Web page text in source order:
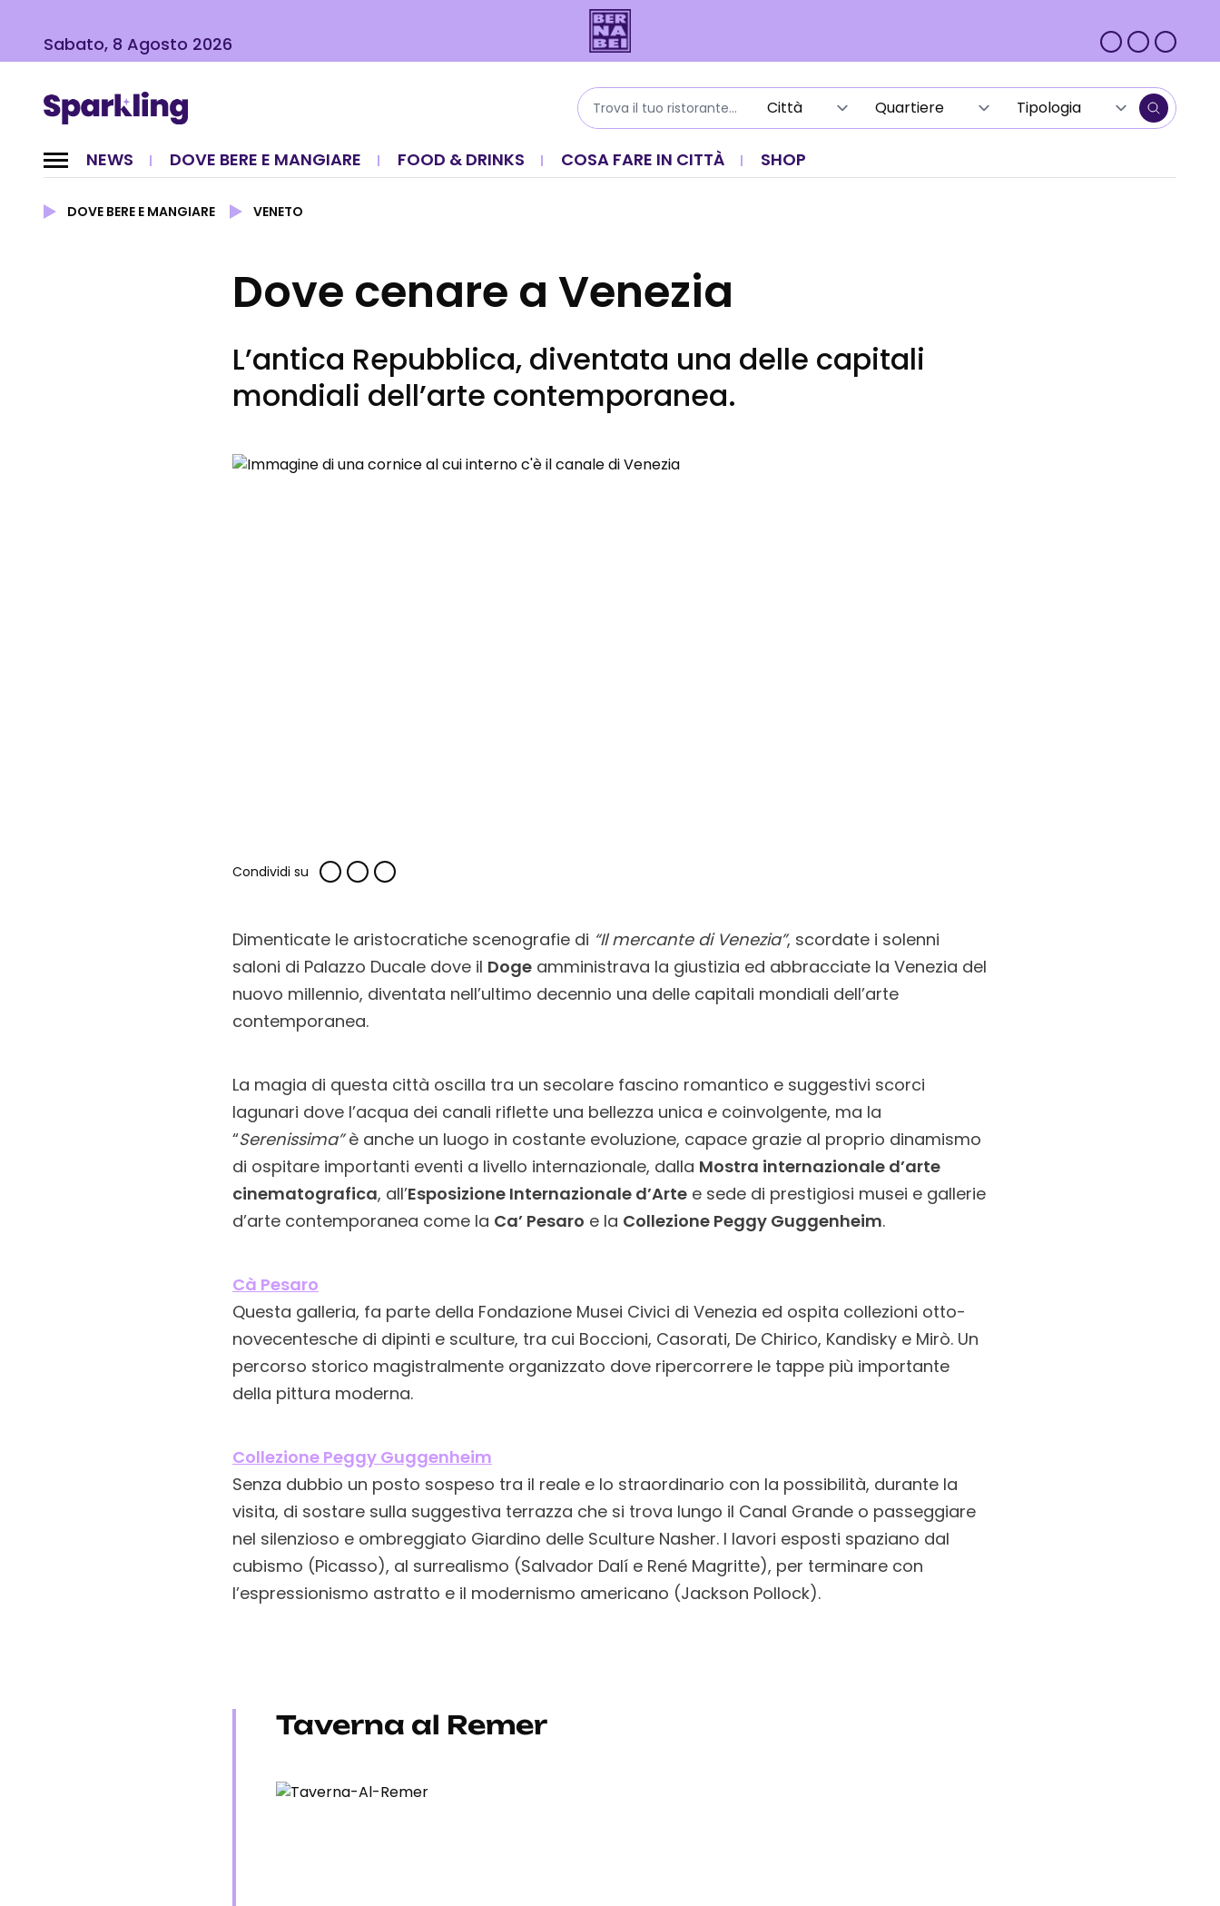
Sabato, 8 Agosto 2026
NEWS DOVE BERE E MANGIARE FOOD & DRINKS COSA FARE IN CITTÀ SHOP
DOVE BERE E MANGIARE VENETO
Dove cenare a Venezia
L’antica Repubblica, diventata una delle capitali
mondiali dell’arte contemporanea.
Condividi su
Dimenticate le aristocratiche scenografie di “Il mercante di Venezia”, scordate i solenni
saloni di Palazzo Ducale dove il Doge amministrava la giustizia ed abbracciate la Venezia del
nuovo millennio, diventata nell’ultimo decennio una delle capitali mondiali dell’arte
contemporanea.
La magia di questa città oscilla tra un secolare fascino romantico e suggestivi scorci
lagunari dove l’acqua dei canali riflette una bellezza unica e coinvolgente, ma la
“Serenissima”è anche un luogo in costante evoluzione, capace grazie al proprio dinamismo
di ospitare importanti eventi a livello internazionale, dalla Mostra internazionale d’arte
cinematografica, all’Esposizione Internazionale d’Arte e sede di prestigiosi musei e gallerie
d’arte contemporanea come la Ca’ Pesaro e la Collezione Peggy Guggenheim.
Cà Pesaro
Questa galleria, fa parte della Fondazione Musei Civici di Venezia ed ospita collezioni otto-
novecentesche di dipinti e sculture, tra cui Boccioni, Casorati, De Chirico, Kandisky e Mirò. Un
percorso storico magistralmente organizzato dove ripercorrere le tappe più importante
della pittura moderna.
Collezione Peggy Guggenheim
Senza dubbio un posto sospeso tra il reale e lo straordinario con la possibilità, durante la
visita, di sostare sulla suggestiva terrazza che si trova lungo il Canal Grande o passeggiare
nel silenzioso e ombreggiato Giardino delle Sculture Nasher. I lavori esposti spaziano dal
cubismo (Picasso), al surrealismo (Salvador Dalí e René Magritte), per terminare con
l’espressionismo astratto e il modernismo americano (Jackson Pollock).
Taverna al Remer